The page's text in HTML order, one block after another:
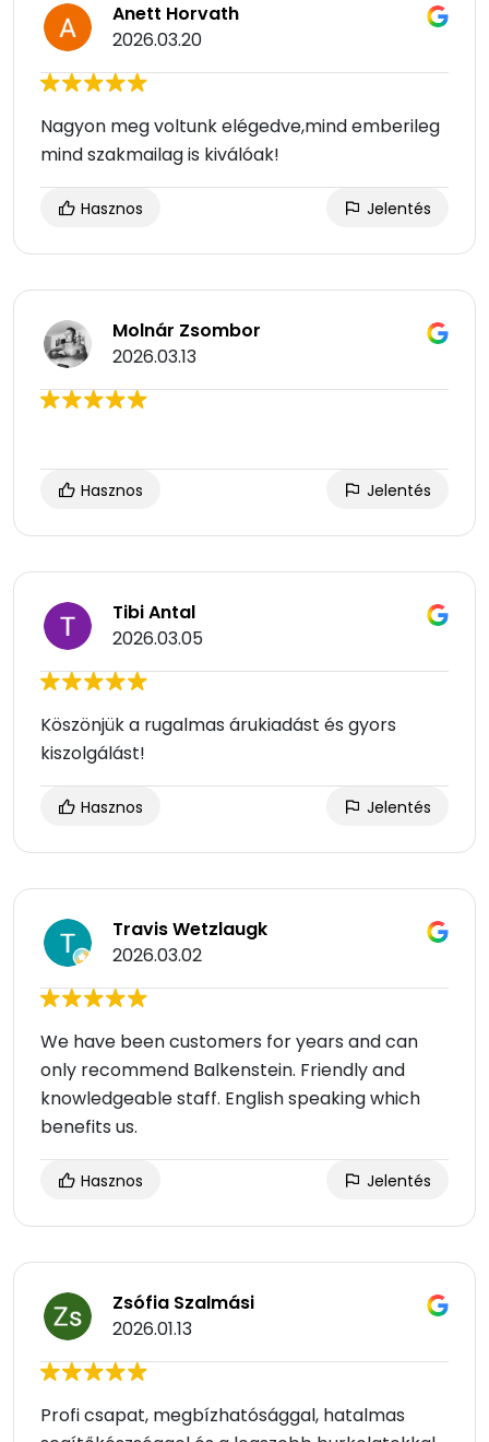
Anett Horvath
2026.03.20
Nagyon meg voltunk elégedve,mind emberileg
mind szakmailag is kiválóak!
Hasznos Jelentés
Molnár Zsombor
2026.03.13
Hasznos Jelentés
Tibi Antal
2026.03.05
Köszönjük a rugalmas árukiadást és gyors
kiszolgálást!
Hasznos Jelentés
Travis Wetzlaugk
2026.03.02
We have been customers for years and can
only recommend Balkenstein. Friendly and
knowledgeable staff. English speaking which
benefits us.
Hasznos Jelentés
Zsófia Szalmási
2026.01.13
Profi csapat, megbízhatósággal, hatalmas